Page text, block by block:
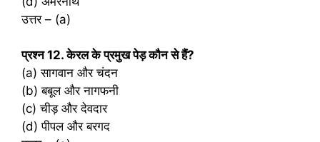
उत्तर – (a)
प्रश्‍न 12. केरल के प्रमुख पेड़ कौन से हैं?
(a) सागवान और चंदन
(b) बबूल और नागफनी
(c) चीड़ और देवदार
(d) पीपल और बरगद